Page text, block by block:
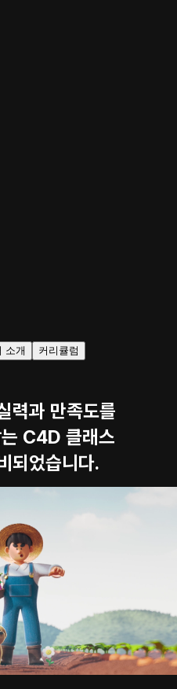
소개 커리큘럼
력과 만족도를
C4D 클래스
되었습니다.